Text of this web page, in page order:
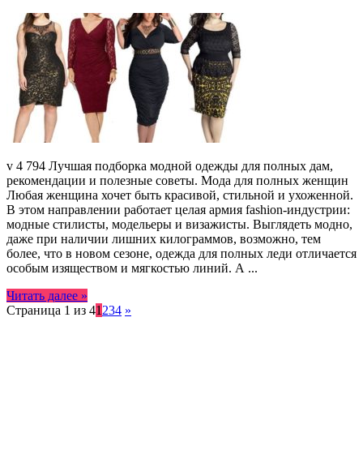
v 4 794 Лучшая подборка модной одежды для полных дам,
рекомендации и полезные советы. Мода для полных женщин
Любая женщина хочет быть красивой, стильной и ухоженной.
В этом направлении работает целая армия fashion-индустрии:
модные стилисты, модельеры и визажисты. Выглядеть модно,
даже при наличии лишних килограммов, возможно, тем
более, что в новом сезоне, одежда для полных леди отличается
особым изяществом и мягкостью линий. А ...
Читать далее »
Страница 1 из 41 234 »